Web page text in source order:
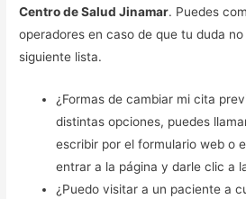
Centro de Salud Jinamar. Puedes
operadores en caso de que tu duda
siguiente lista.
¿Formas de cambiar mi cita
distintas opciones, puedes
escribir por el formulario web o
entrar a la página y darle clic a
¿Puedo visitar a un paciente a